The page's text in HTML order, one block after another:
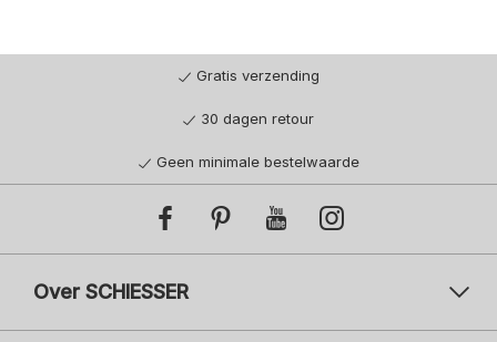
Gratis verzending
30 dagen retour
Geen minimale bestelwaarde
Over SCHIESSER